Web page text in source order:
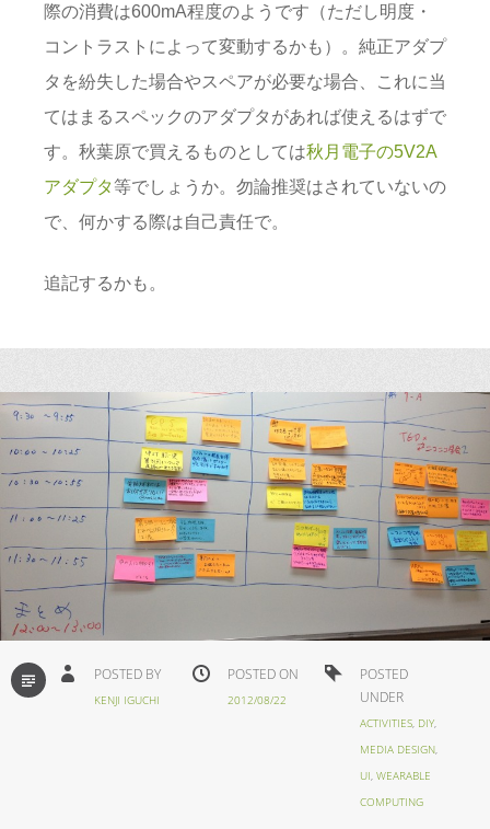
際の消費は600mA程度のようです（ただし明度・
コントラストによって変動するかも）。純正アダプ
タを紛失した場合やスペアが必要な場合、これに当
てはまるスペックのアダプタがあれば使えるはずで
す。秋葉原で買えるものとしては秋月電子の5V2A
アダプタ等でしょうか。勿論推奨はされていないの
で、何かする際は自己責任で。
追記するかも。
STANDARDPOSTED BY
KENJI IGUCHI
POSTED ON
2012/08/22
POSTED
UNDER
ACTIVITIES, DIY,
MEDIA DESIGN,
UI,WEARABLE
COMPUTING